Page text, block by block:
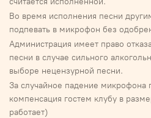
Во время исполнения песни
подпевать в микрофон без
Администрация имеет право
песни в случае сильного
выборе нецензурной песни.
За случайное падение микрофона
компенсация гостем клубу в
работает)